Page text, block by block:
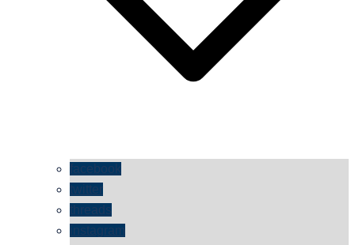
facebook
twitter
threads
instagram